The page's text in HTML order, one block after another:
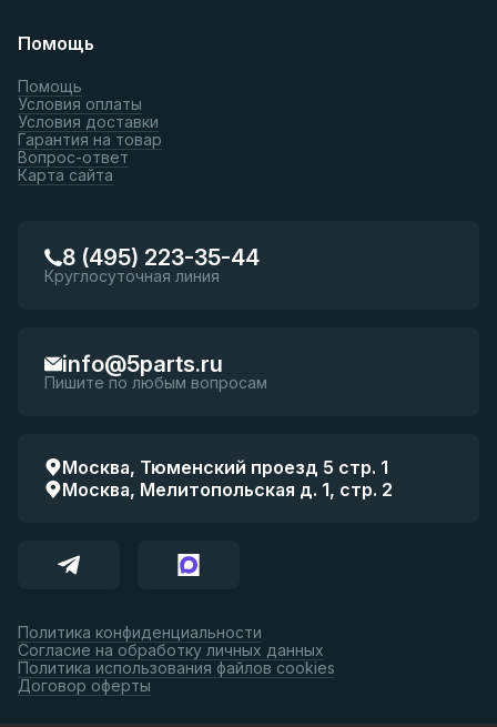
Помощь
Помощь
Условия оплаты
Условия доставки
Гарантия на товар
Вопрос-ответ
Карта сайта
8 (495) 223-35-44
Круглосуточная линия
info@5parts.ru
Пишите по любым вопросам
Москва, Тюменский проезд 5 стр. 1
Москва, Мелитопольская д. 1, стр. 2
Политика конфиденциальности
Согласие на обработку личных данных
Политика использования файлов cookies
Договор оферты